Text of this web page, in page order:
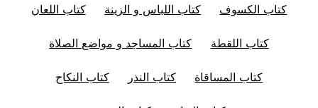
كتاب الكسوف كتاب اللباس و الزينة كتاب اللعان
كتاب اللقطة كتاب المساجد و مواضع الصلاة
كتاب المساقاة كتاب النذر كتاب النكاح